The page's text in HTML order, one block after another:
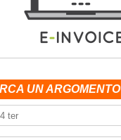
UN ARGOMENTO